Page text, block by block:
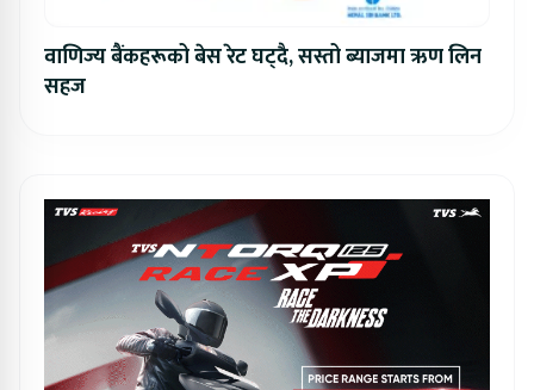
वाणिज्य बैंकहरूको बेस रेट घट्दै, सस्तो ब्याजमा ऋण लिन
सहज